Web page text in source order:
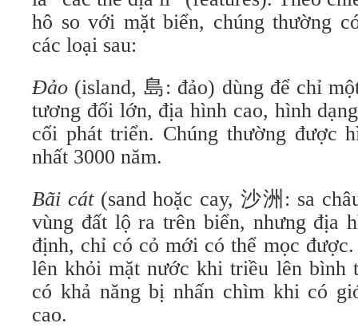
hô so với mặt biển, chúng thường
các loại sau:
Đảo (island, 島: đảo) dùng để chỉ
tương đối lớn, địa hình cao, hình
cối phát triển. Chúng thường được
nhất 3000 năm.
Bãi cát(sand hoặc cay, 沙洲: sa
vùng đất lộ ra trên biển, nhưng địa
định, chỉ có cỏ mới có thể mọc
lên khỏi mặt nước khi triều lên bình
có khả năng bị nhấn chìm khi có
cao.